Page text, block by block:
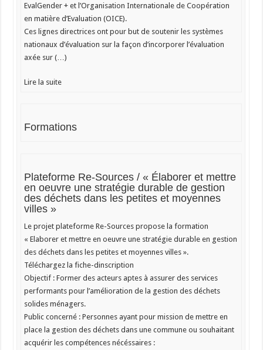
EvalGender + et l’Organisation Internationale de Coopération
en matière d’Evaluation (OICE).
Ces lignes directrices ont pour but de soutenir les systèmes
nationaux d’évaluation sur la façon d’incorporer l’évaluation
axée sur (…)
Lire la suite
Formations
Plateforme Re-Sources / « Élaborer et mettre
en oeuvre une stratégie durable de gestion
des déchets dans les petites et moyennes
villes »
Le projet plateforme Re-Sources propose la formation
« Elaborer et mettre en oeuvre une stratégie durable en gestion
des déchets dans les petites et moyennes villes ».
Téléchargez la fiche-dinscription
Objectif : Former des acteurs aptes à assurer des services
performants pour l’amélioration de la gestion des déchets
solides ménagers.
Public concerné : Personnes ayant pour mission de mettre en
place la gestion des déchets dans une commune ou souhaitant
acquérir les compétences nécéssaires :